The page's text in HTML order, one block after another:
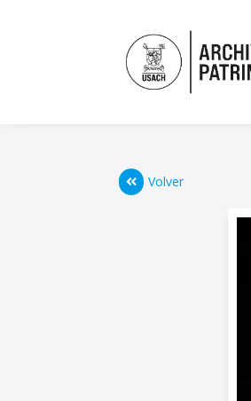
Volver